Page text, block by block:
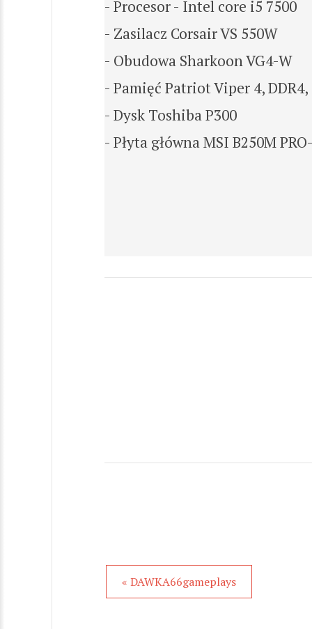
- Procesor - Intel core i5 7500
- Zasilacz Corsair VS 550W
- Obudowa Sharkoon VG4-W
- Pamięć Patriot Viper 4, DDR4,
- Dysk Toshiba P300
- Płyta główna MSI B250M
« DAWKA66gameplays